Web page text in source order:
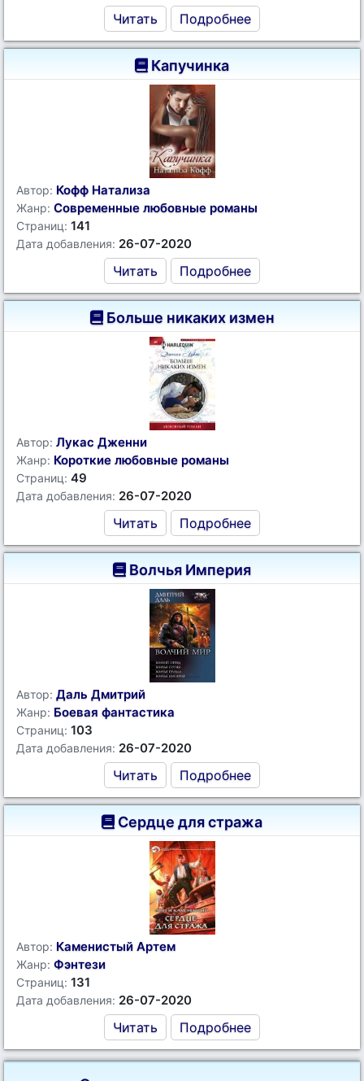
Читать Подробнее
Капучинка
Автор: Кофф Натализа
Жанр: Современные любовные романы
Страниц: 141
Дата добавления: 26-07-2020
Читать Подробнее
Больше никаких измен
Автор: Лукас Дженни
Жанр: Короткие любовные романы
Страниц: 49
Дата добавления: 26-07-2020
Читать Подробнее
Волчья Империя
Автор: Даль Дмитрий
Жанр: Боевая фантастика
Страниц: 103
Дата добавления: 26-07-2020
Читать Подробнее
Сердце для стража
Автор: Каменистый Артем
Жанр: Фэнтези
Страниц: 131
Дата добавления: 26-07-2020
Читать Подробнее